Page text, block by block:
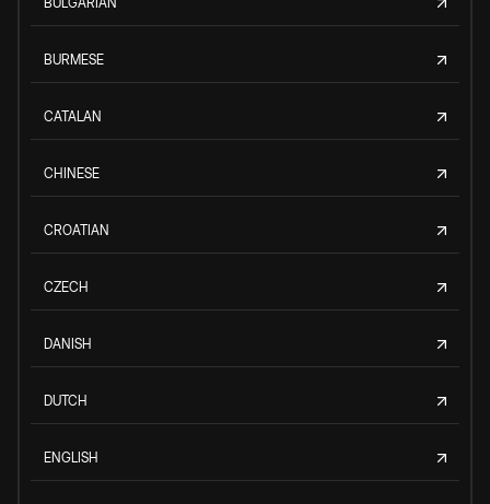
BURMESE
CATALAN
CHINESE
CROATIAN
CZECH
DANISH
DUTCH
ENGLISH